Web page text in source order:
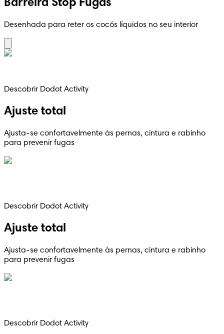
Barreira Stop Fugas
Desenhada para reter os cocós líquidos no seu interior
Descobrir Dodot Activity
Ajuste total
Ajusta-se confortavelmente às pernas, cintura e rabinho
para prevenir fugas
Descobrir Dodot Activity
Ajuste total
Ajusta-se confortavelmente às pernas, cintura e rabinho
para prevenir fugas
Descobrir Dodot Activity